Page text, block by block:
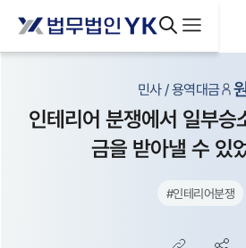
민사 / 용역대금
인테리어 분쟁에서 일부승
금을 받아낼 수 있
#인테리어분쟁